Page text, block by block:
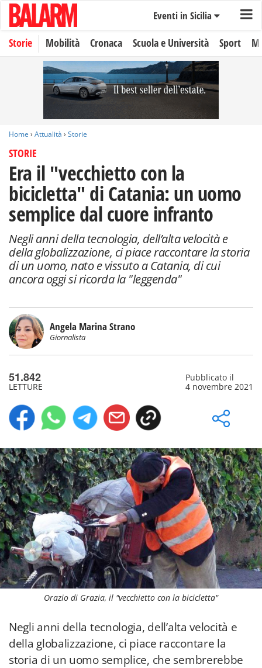
Eventi in Sicilia
Storie Mobilità Cronaca Scuola e Università Sport
Home › Attualità › Storie
STORIE
Era il "vecchietto con la
bicicletta" di Catania: un uomo
semplice dal cuore infranto
Negli anni della tecnologia, dell’alta velocità e
della globalizzazione, ci piace raccontare la storia
di un uomo, nato e vissuto a Catania, di cui
ancora oggi si ricorda la "leggenda"
Angela Marina Strano
Giornalista
51.842
LETTURE
Pubblicato il
4 novembre 2021
Orazio di Grazia, il "vecchietto con la bicicletta"
Negli anni della tecnologia, dell’alta velocità e
della globalizzazione, ci piace raccontare la
storia di un uomo semplice, che sembrerebbe